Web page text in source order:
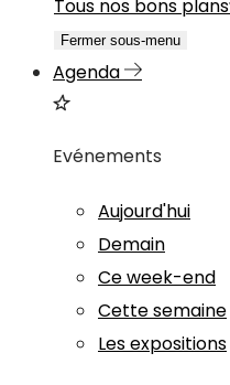
Tous nos bons plans
Fermer sous-menu
Agenda
Evénements
Aujourd'hui
Demain
Ce week-end
Cette semaine
Les expositions